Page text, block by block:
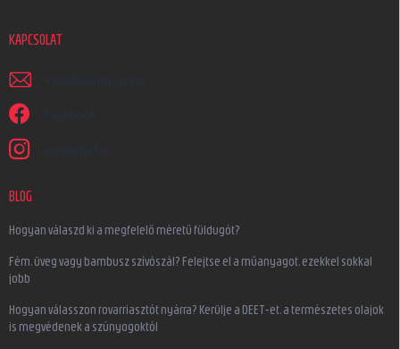
KAPCSOLAT
irjon @ earplugs.hu
Facebook
earplugs.hu
BLOG
Hogyan válaszd ki a megfelelő méretű füldugót?
Fém, üveg vagy bambusz szívószál? Felejtse el a műanyagot, ezekkel sokkal
jobb
Hogyan válasszon rovarriasztót nyárra? Kerülje a DEET-et, a természetes olajok
is megvédenek a szúnyogoktól